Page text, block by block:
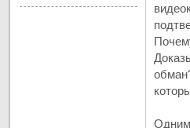
Одним